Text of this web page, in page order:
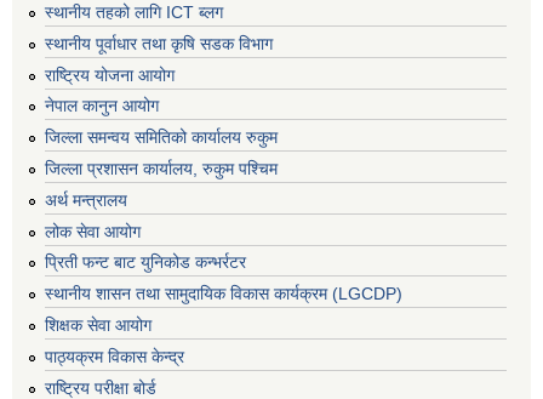
स्थानीय तहको लागि ICT ब्लग
स्थानीय पूर्वाधार तथा कृषि सडक विभाग
राष्ट्रिय योजना आयोग
नेपाल कानुन आयोग
जिल्ला समन्वय समितिको कार्यालय रुकुम
जिल्ला प्रशासन कार्यालय, रुकुम पश्चिम
अर्थ मन्त्रालय
लोक सेवा आयोग
प्रिती फन्ट बाट युनिकोड कन्भर्रटर
स्थानीय शासन तथा सामुदायिक विकास कार्यक्रम (LGCDP)
शिक्षक सेवा आयोग
पाठ्यक्रम विकास केन्द्र
राष्ट्रिय परीक्षा बोर्ड